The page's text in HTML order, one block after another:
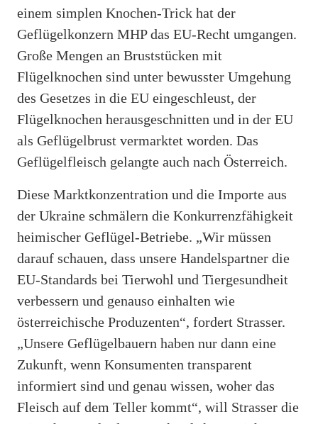
einem simplen Knochen-Trick hat der
Geflügelkonzern MHP das EU-Recht umgangen.
Große Mengen an Bruststücken mit
Flügelknochen sind unter bewusster Umgehung
des Gesetzes in die EU eingeschleust, der
Flügelknochen herausgeschnitten und in der EU
als Geflügelbrust vermarktet worden. Das
Geflügelfleisch gelangte auch nach Österreich.
Diese Marktkonzentration und die Importe aus
der Ukraine schmälern die Konkurrenzfähigkeit
heimischer Geflügel-Betriebe. „Wir müssen
darauf schauen, dass unsere Handelspartner die
EU-Standards bei Tierwohl und Tiergesundheit
verbessern und genauso einhalten wie
österreichische Produzenten“, fordert Strasser.
„Unsere Geflügelbauern haben nur dann eine
Zukunft, wenn Konsumenten transparent
informiert sind und genau wissen, woher das
Fleisch auf dem Teller kommt“, will Strasser die